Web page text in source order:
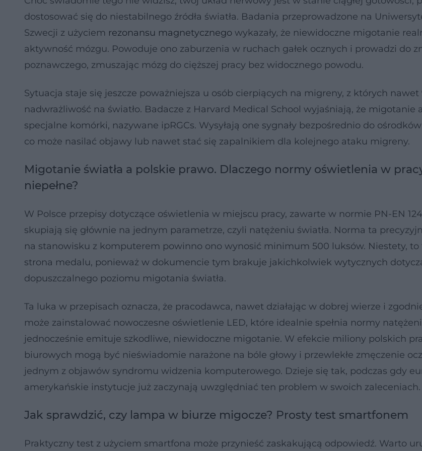
dostosować się do niestabilnego źródła światła. Badania przeprowadzone na
Szwecji z użyciem rezonansu magnetycznego wykazały, że niewidoczne migotanie
aktywność mózgu. Powoduje ono zaburzenia w ruchach gałek ocznych i prowadzi do
poznawczego, zmuszając mózg do cięższej pracy bez widocznego powodu.
Sytuacja staje się jeszcze poważniejsza u osób cierpiących na migreny, z których nawet
nadwrażliwość na światło. Badacze z Harvard Medical School wyjaśniają, że migotanie
specjalne komórki, nazywane ipRGCs. Wysyłają one sygnały bezpośrednio do
co może nasilać objawy lub nawet stać się zapalnikiem dla kolejnego ataku migreny.
Migotanie światła a polskie prawo. Dlaczego normy oświetlenia w
niepełne?
W Polsce przepisy dotyczące oświetlenia w miejscu pracy, zawarte w normie PN-EN
skupiają się głównie na jednym parametrze, czyli natężeniu światła. Norma ta
na stanowisku z komputerem powinno ono wynosić minimum 500 luksów. Niestety, to
strona medalu, ponieważ w dokumencie tym brakuje jakichkolwiek wytycznych
dopuszczalnego poziomu migotania światła.
Ta luka w przepisach oznacza, że pracodawca, nawet działając w dobrej wierze i
może zainstalować nowoczesne oświetlenie LED, które idealnie spełnia normy
jednocześnie emituje szkodliwe, niewidoczne migotanie. W efekcie miliony polskich
biurowych mogą być nieświadomie narażone na bóle głowy i przewlekłe zmęczenie
jednym z objawów syndromu widzenia komputerowego. Dzieje się tak, podczas gdy
amerykańskie instytucje już zaczynają uwzględniać ten problem w swoich zaleceniach.
Jak sprawdzić, czy lampa w biurze migocze? Prosty test smartfonem
Praktyczny test z użyciem smartfona może przynieść zaskakującą odpowiedź. Warto